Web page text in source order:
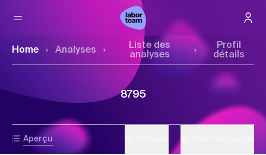
Home Analyses
Liste des
analyses
Profil
détails
Aperçu
8795